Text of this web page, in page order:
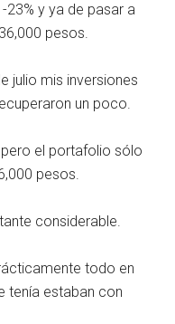
23% y ya de pasar a
pesos.
julio mis inversiones
un poco.
el portafolio sólo
pesos.
considerable.
todo en
tenía estaban con